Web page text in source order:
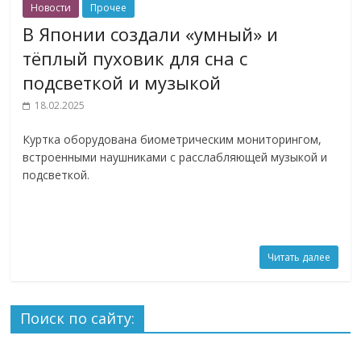
Новости Прочее
В Японии создали «умный» и
тёплый пуховик для сна с
подсветкой и музыкой
18.02.2025
Куртка оборудована биометрическим мониторингом,
встроенными наушниками с расслабляющей музыкой и
подсветкой.
Читать далее
Поиск по сайту: